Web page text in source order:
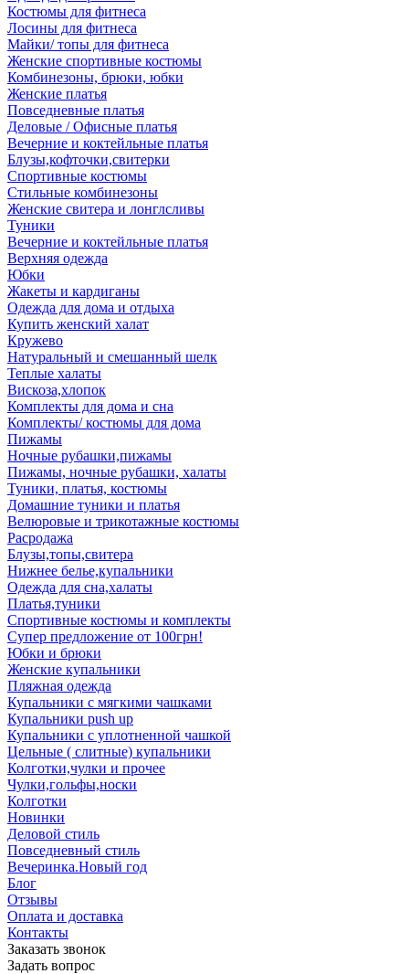
Костюмы для фитнеса
Лосины для фитнеса
Майки/ топы для фитнеса
Женские спортивные костюмы
Комбинезоны, брюки, юбки
Женские платья
Повседневные платья
Деловые / Офисные платья
Вечерние и коктейльные платья
Блузы,кофточки,свитерки
Спортивные костюмы
Стильные комбинезоны
Женские свитера и лонглсливы
Туники
Вечерние и коктейльные платья
Верхняя одежда
Юбки
Жакеты и кардиганы
Одежда для дома и отдыха
Купить женский халат
Кружево
Натуральный и смешанный шелк
Теплые халаты
Вискоза,хлопок
Комплекты для дома и сна
Комплекты/ костюмы для дома
Пижамы
Ночные рубашки,пижамы
Пижамы, ночные рубашки, халаты
Туники, платья, костюмы
Домашние туники и платья
Велюровые и трикотажные костюмы
Расродажа
Блузы,топы,свитера
Нижнее белье,купальники
Одежда для сна,халаты
Платья,туники
Спортивные костюмы и комплекты
Супер предложение от 100грн!
Юбки и брюки
Женские купальники
Пляжная одежда
Купальники с мягкими чашками
Купальники push up
Купальники с уплотненной чашкой
Цельные ( слитные) купальники
Колготки,чулки и прочее
Чулки,гольфы,носки
Колготки
Новинки
Деловой стиль
Повседневный стиль
Вечеринка.Новый год
Блог
Отзывы
Оплата и доставка
Контакты
Заказать звонок
Задать вопрос